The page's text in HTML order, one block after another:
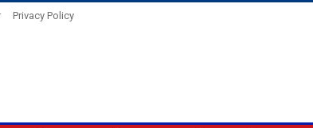
Privacy Policy